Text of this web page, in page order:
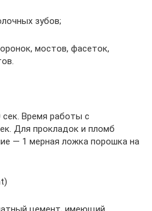
зубов;
мостов, фасеток,
Время работы с
Для прокладок и пломб
— 1 мерная ложка порошка на